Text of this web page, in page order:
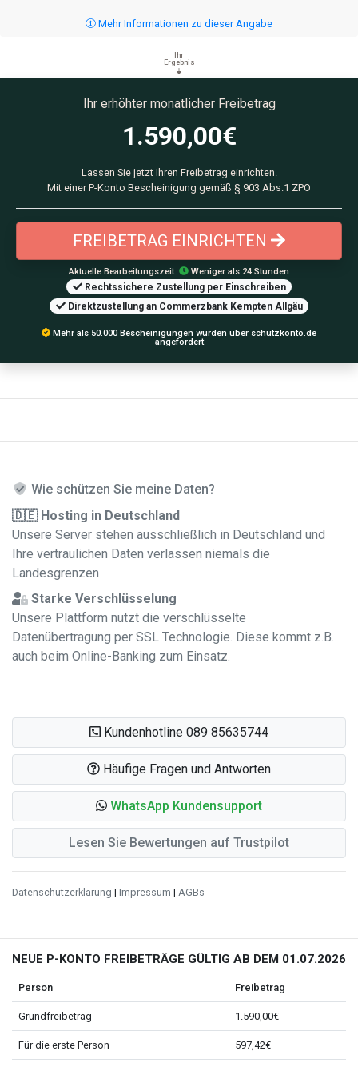
Mehr Informationen zu dieser Angabe
Ihr
Ergebnis
Ihr erhöhter monatlicher Freibetrag
1.590,00€
Lassen Sie jetzt Ihren Freibetrag einrichten.
Mit einer P-Konto Bescheinigung gemäß § 903 Abs.1 ZPO
FREIBETRAG EINRICHTEN
Aktuelle Bearbeitungszeit: Weniger als 24 Stunden
Rechtssichere Zustellung per Einschreiben
Direktzustellung an Commerzbank Kempten Allgäu
Mehr als 50.000 Bescheinigungen wurden über schutzkonto.de
angefordert
Wie schützen Sie meine Daten?
🇩🇪 Hosting in Deutschland
Unsere Server stehen ausschließlich in Deutschland und
Ihre vertraulichen Daten verlassen niemals die
Landesgrenzen
Starke Verschlüsselung
Unsere Plattform nutzt die verschlüsselte
Datenübertragung per SSL Technologie. Diese kommt z.B.
auch beim Online-Banking zum Einsatz.
Kundenhotline 089 85635744
Häufige Fragen und Antworten
WhatsApp Kundensupport
Lesen Sie Bewertungen auf Trustpilot
Datenschutzerklärung | Impressum | AGBs
NEUE P-KONTO FREIBETRÄGE GÜLTIG AB DEM 01.07.2026
Person Freibetrag
Grundfreibetrag 1.590,00€
Für die erste Person 597,42€